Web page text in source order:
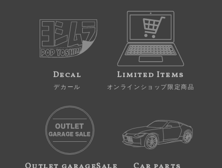
Decal
デカール
Limited Items
オンラインショップ限定商品